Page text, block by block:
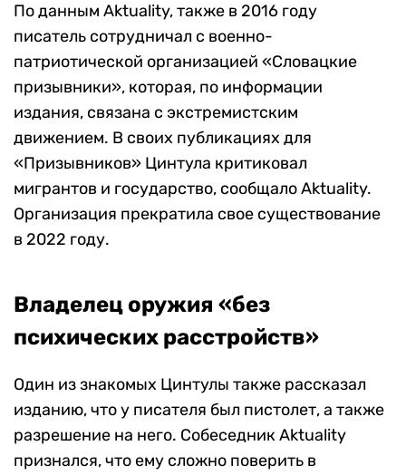
По данным Aktuality, также в 2016 году
писатель сотрудничал с военно-
патриотической организацией «Словацкие
призывники», которая, по информации
издания, связана с экстремистским
движением. В своих публикациях для
«Призывников» Цинтула критиковал
мигрантов и государство, сообщало Aktuality.
Организация прекратила свое существование
в 2022 году.
Владелец оружия «без
психических расстройств»
Один из знакомых Цинтулы также рассказал
изданию, что у писателя был пистолет, а также
разрешение на него. Собеседник Aktuality
признался, что ему сложно поверить в